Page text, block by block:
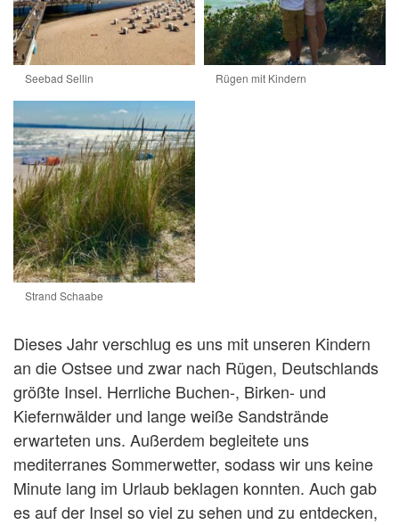
Seebad Sellin Rügen mit Kindern
Strand Schaabe
Dieses Jahr verschlug es uns mit unseren Kindern
an die Ostsee und zwar nach Rügen, Deutschlands
größte Insel. Herrliche Buchen-, Birken- und
Kiefernwälder und lange weiße Sandstrände
erwarteten uns. Außerdem begleitete uns
mediterranes Sommerwetter, sodass wir uns keine
Minute lang im Urlaub beklagen konnten. Auch gab
es auf der Insel so viel zu sehen und zu entdecken,